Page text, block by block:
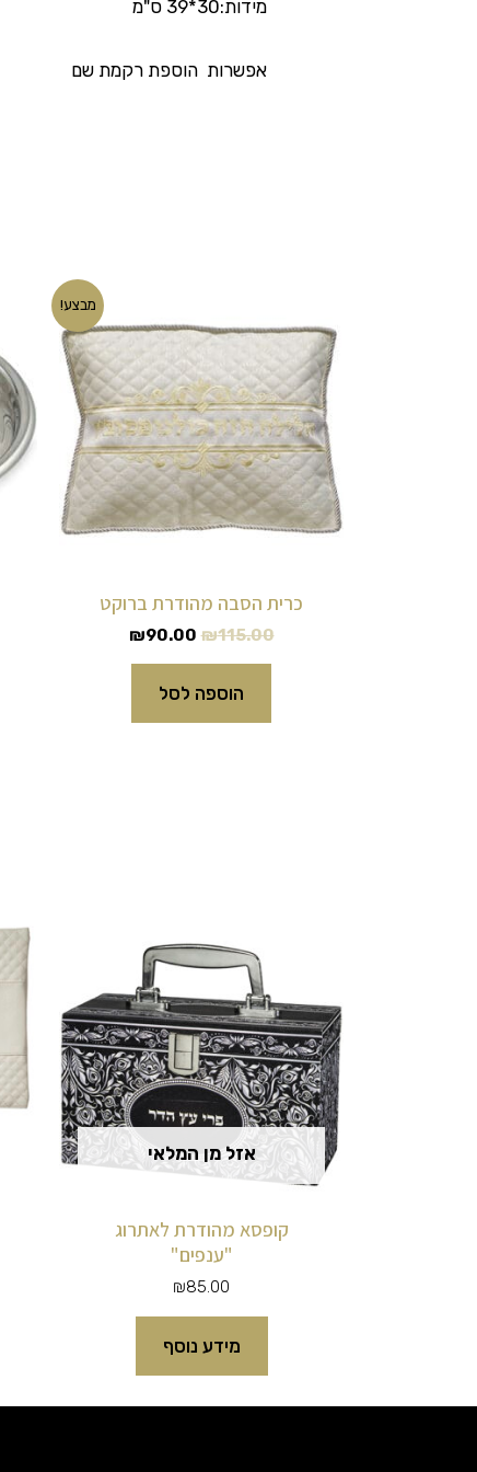
מידות:30*39 ס"מ
אפשרות הוספת רקמת שם
מבצע!
כרית הסבה מהודרת ברוקט
₪115.00
היה:
₪115.00.
₪90.00
המחיר
הנוכחי
הוא:
₪90.00.
הוספה לסל
אזל מן המלאי
קופסא מהודרת לאתרוג
"ענפים"
₪85.00
מידע נוסף